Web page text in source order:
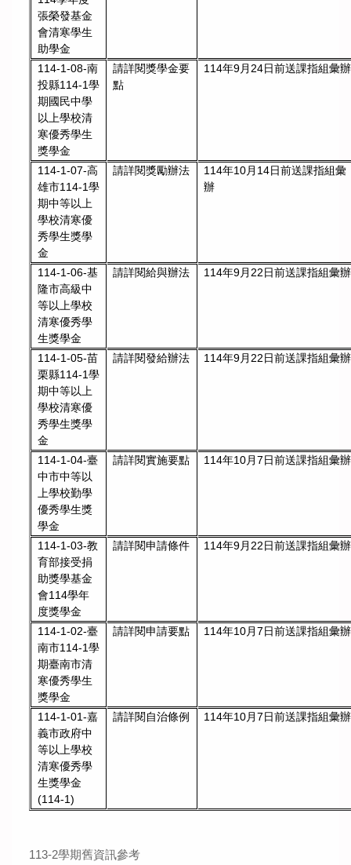
張榮發基金
會清寒學生
助學金
114-1-08-南
投縣114-1學
期國民中學
以上學校清
寒優秀學生
獎學金
請詳閱獎學金要
點
114年9月24日前送課指組彙辦
114-1-07-高
雄市114-1學
期中等以上
學校清寒優
秀學生獎學
金
請詳閱獎勵辦法
114年10月14日前送課指組彙
辦
114-1-06-基
隆市高級中
等以上學校
清寒優秀學
生獎學金
請詳閱給與辦法 114年9月22日前送課指組彙辦
114-1-05-苗
栗縣114-1學
期中等以上
學校清寒優
秀學生獎學
金
請詳閱發給辦法 114年9月22日前送課指組彙辦
114-1-04-臺
中市中等以
上學校勤學
優秀學生獎
學金
請詳閱實施要點 114年10月7日前送課指組彙辦
114-1-03-教
育部接受捐
助獎學基金
會114學年
度獎學金
請詳閱申請條件 114年9月22日前送課指組彙辦
114-1-02-臺
南市114-1學
期臺南市清
寒優秀學生
獎學金
請詳閱申請要點 114年10月7日前送課指組彙辦
114-1-01-嘉
義市政府中
等以上學校
清寒優秀學
生獎學金
(114-1)
請詳閱自治條例 114年10月7日前送課指組彙辦
113-2學期舊資訊參考